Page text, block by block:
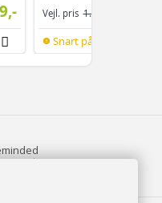
618,-
499,-
Vejl. pris 1.099,-
Snart på lager